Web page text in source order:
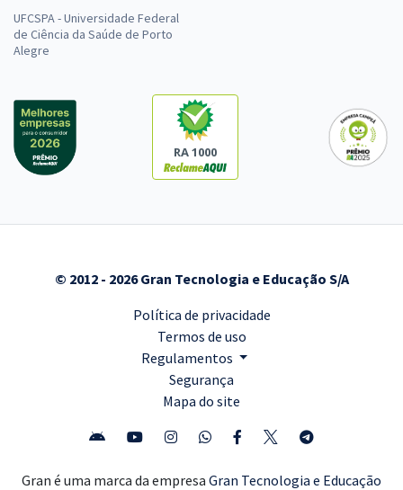
UFCSPA - Universidade Federal
de Ciência da Saúde de Porto
Alegre
RA 1000
© 2012 - 2026 Gran Tecnologia e Educação S/A
Política de privacidade
Termos de uso
Regulamentos
Segurança
Mapa do site
Gran é uma marca da empresa Gran Tecnologia e Educação